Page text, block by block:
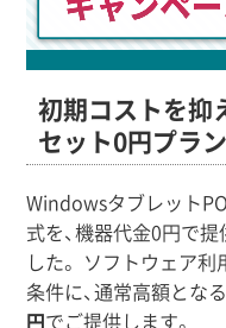
初期コストを抑
セット0円プラン
Windowsタブレット
式を、機器代金0円で
した。 ソフトウェア利
条件に、通常高額とな
円 でご提供します。